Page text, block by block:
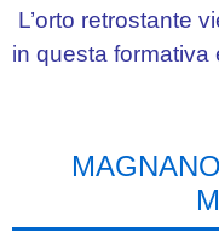
L’orto retrostante
in questa formativa